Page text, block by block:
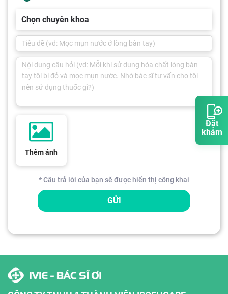
Đặt
khám
Chọn chuyên khoa
Thêm ảnh
* Câu trả lời của bạn sẽ được hiển thị công khai
GỬI